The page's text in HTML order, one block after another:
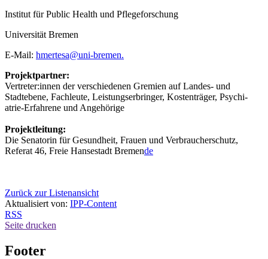
Institut fürPublic Health und Pflegeforschung
Universität Bremen
E-Mail: hmertesa@uni-bremen.
Projektpartner:
Vertreter:innen der verschiedenen Gremien auf Landes- und
Stadtebene, Fachleute, Leistungserbringer, Kostenträger, Psychi-
atrie-Erfahrene und Angehörige
Projektleitung:
Die Senatorin für Gesundheit, Frauen und Verbraucherschutz,
Referat 46, Freie Hansestadt Bremende
Zurück zur Listenansicht
Aktualisiert von: IPP-Content
RSS
Seite drucken
Footer